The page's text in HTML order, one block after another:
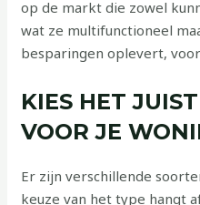
op de markt die zowel
wat ze multifunctioneel
besparingen oplevert,
KIES HET
VOOR JE
Er zijn verschillende
keuze van het type hangt